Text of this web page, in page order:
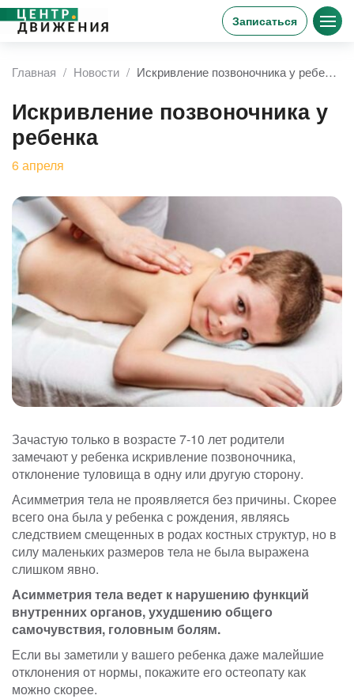
Записаться
Главная Новости Искривление позвоночника у ребенка
Искривление позвоночника у
ребенка
6апреля
Зачастую только в возрасте 7-10 лет родители
замечают у ребенка искривление позвоночника,
отклонение туловища в одну или другую сторону.
Асимметрия тела не проявляется без причины. Скорее
всего она была у ребенка с рождения, являясь
следствием смещенных в родах костных структур, но в
силу маленьких размеров тела не была выражена
слишком явно.
Асимметрия тела ведет к нарушению функций
внутренних органов, ухудшению общего
самочувствия, головным болям.
Если вы заметили у вашего ребенка даже малейшие
отклонения от нормы, покажите его остеопату как
можно скорее.